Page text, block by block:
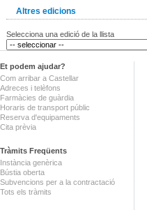
Altres edicions
Selecciona una edició de la llista
Et podem ajudar?
Com arribar a Castellar
Adreces i telèfons
Farmàcies de guàrdia
Horaris de transport públic
Reserva d'equipaments
Cita prèvia
Tràmits Freqüents
Instància genèrica
Bústia oberta
Subvencions per a la contractació
Tots els tràmits